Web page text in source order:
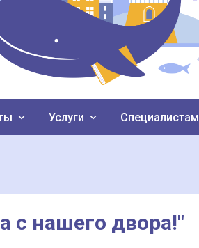
Услуги Специалистам
с нашего двора!"